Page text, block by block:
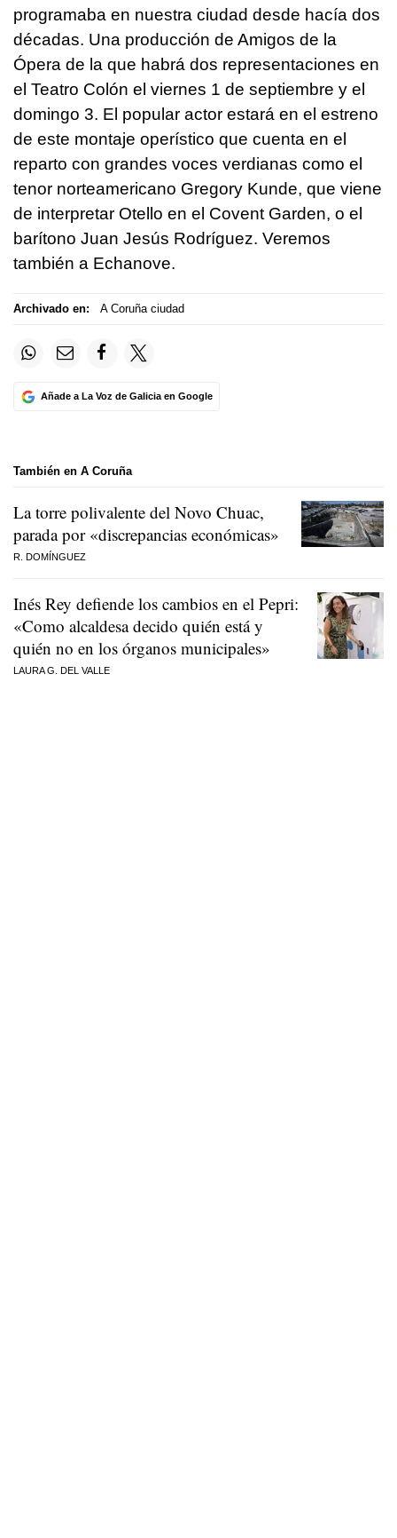
programaba en nuestra ciudad desde hacía dos
décadas. Una producción de Amigos de la
Ópera de la que habrá dos representaciones en
el Teatro Colón el viernes 1 de septiembre y el
domingo 3. El popular actor estará en el estreno
de este montaje operístico que cuenta en el
reparto con grandes voces verdianas como el
tenor norteamericano Gregory Kunde, que viene
de interpretar Otello en el Covent Garden, o el
barítono Juan Jesús Rodríguez. Veremos
también a Echanove.
Archivado en: A Coruña ciudad
Añade a La Voz de Galicia en Google
También en A Coruña
La torre polivalente del Novo Chuac,
parada por «discrepancias económicas»
R. DOMÍNGUEZ
Inés Rey defiende los cambios en el Pepri:
«Como alcaldesa decido quién está y
quién no en los órganos municipales»
LAURA G. DEL VALLE